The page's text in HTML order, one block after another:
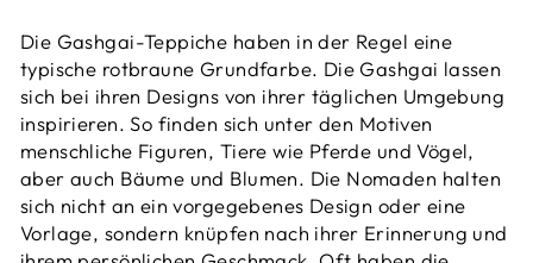
Die Gashgai-Teppiche haben in der Regel eine
typische rotbraune Grundfarbe. Die Gashgai lassen
sich bei ihren Designs von ihrer täglichen Umgebung
inspirieren. So finden sich unter den Motiven
menschliche Figuren, Tiere wie Pferde und Vögel,
aber auch Bäume und Blumen. Die Nomaden halten
sich nicht an ein vorgegebenes Design oder eine
Vorlage, sondern knüpfen nach ihrer Erinnerung und